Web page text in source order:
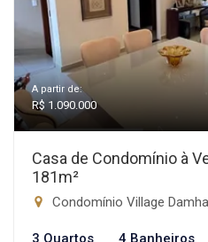
A partir de:
R$ 1.090.000
Casa de Condomínio à
181m²
Condomínio Village
3 Quartos 4 Banheiros